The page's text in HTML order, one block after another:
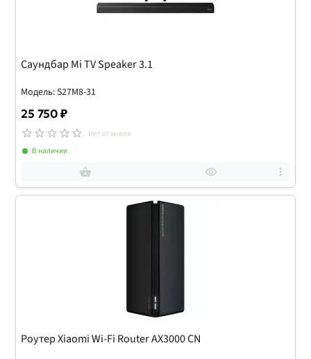
Саундбар Mi TV Speaker 3.1
Модель: S27M8-31
25 750 ₽
Нет отзывов
В наличии
Роутер Xiaomi Wi-Fi Router AX3000 CN